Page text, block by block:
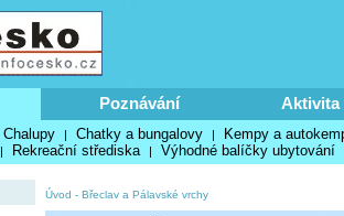
Poznávání Aktivita
Chalupy | Chatky a bungalovy | Kempy a
| Rekreační střediska | Výhodné balíčky ubytování
Úvod - Břeclav a Pálavské vrchy